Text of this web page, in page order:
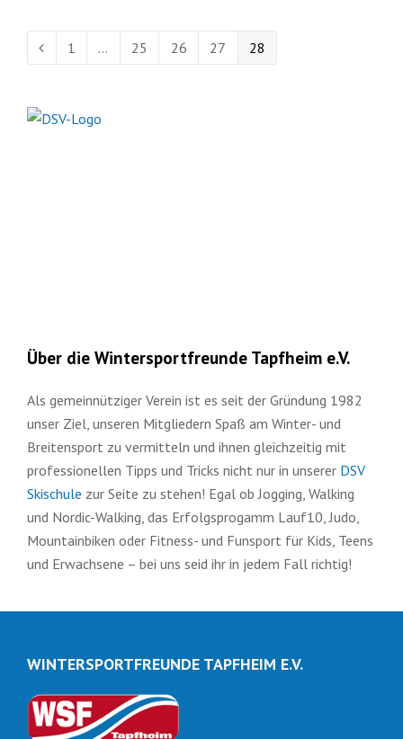
Vorheriger
Seite
1 … Seite
25 Seite
26 Seite
27 Seite
28
Über die Wintersportfreunde Tapfheim e.V.
Als gemeinnütziger Verein ist es seit der Gründung 1982
unser Ziel, unseren Mitgliedern Spaß am Winter- und
Breitensport zu vermitteln und ihnen gleichzeitig mit
professionellen Tipps und Tricks nicht nur in unserer DSV
Skischule zur Seite zu stehen! Egal ob Jogging, Walking
und Nordic-Walking, das Erfolgsprogamm Lauf10, Judo,
Mountainbiken oder Fitness- und Funsport für Kids, Teens
und Erwachsene – bei uns seid ihr in jedem Fall richtig!
WINTERSPORTFREUNDE TAPFHEIM E.V.